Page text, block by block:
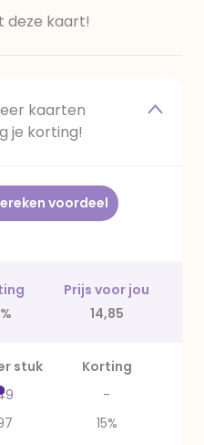
deze kaart!
kaarten
je korting!
voordeel
Prijs voor jou
14,85
stuk
Korting
-
15%